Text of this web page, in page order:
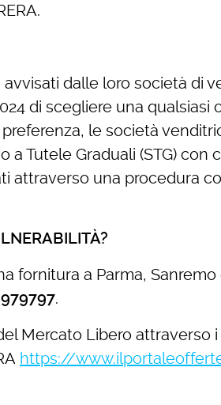
dalle loro società di
di scegliere una qualsiasi
le società
Tutele Graduali (STG) con
attraverso una procedura
fornitura a Parma,
.
Mercato Libero attraverso
https://